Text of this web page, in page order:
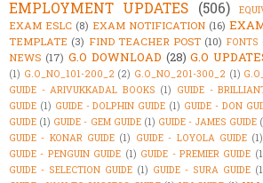
EMPLOYMENT UPDATES (506)
EXAM ESLC (8) EXAM NOTIFICATION (16)
TEMPLATE (3) FIND TEACHER POST (10) FONTS
NEWS (17) G.O DOWNLOAD (28) G.O
(1) G.O_NO_101-200_2 (2) G.O_NO_201-300_2 (1)
GUIDE - ARIVUKKADAL BOOKS (1) GUIDE -
GUIDE (1) GUIDE - DOLPHIN GUIDE (1) GUIDE - DON
GUIDE (1) GUIDE - GEM GUIDE (1) GUIDE - JAMES GUIDE
GUIDE - KONAR GUIDE (1) GUIDE - LOYOLA GUIDE (1)
GUIDE - PENGUIN GUIDE (1) GUIDE - PREMIER GUIDE
GUIDE - SELECTION GUIDE (1) GUIDE - SURA GUIDE